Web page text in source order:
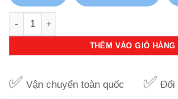
Địu Hug Helper - N99504 xanh ngọc-đen
THÊM VÀO GIỎ HÀNG
✅ Vận chuyển toàn quốc ✅ Đổi